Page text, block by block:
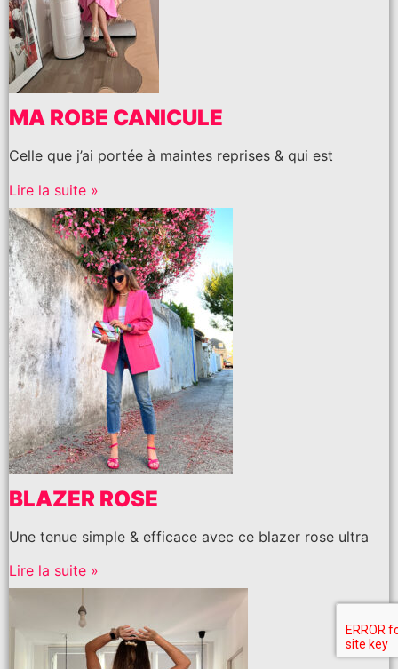
MA ROBE CANICULE
Celle que j’ai portée à maintes reprises & qui est
Lire la suite »
BLAZER ROSE
Une tenue simple & efficace avec ce blazer rose ultra
Lire la suite »